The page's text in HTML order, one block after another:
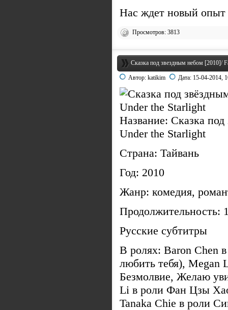
Нас ждет новый опыт
Просмотров: 3813
Сказка под звездным небом [2010]/
Автор: katikim Дата: 15-04-2014,
Название: Сказка
Under the Starlight
Страна: Тайвань
Год: 2010
Жанр: комедия,
Продолжительность:
Русские субтитры
В ролях: Baron Chen
любить тебя),
Безмолвие, Желаю
Li в роли Фан Цзы
Tanaka Chie в роли